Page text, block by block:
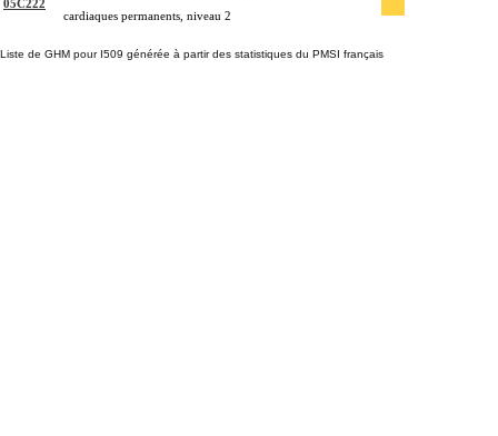
05C222
cardiaques permanents, niveau 2
Liste de GHM pour I509 générée à partir des statistiques du PMSI français